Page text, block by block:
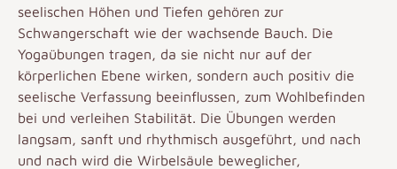
seelischen Höhen und Tiefen gehören zur
Schwangerschaft wie der wachsende Bauch. Die
Yogaübungen tragen, da sie nicht nur auf der
körperlichen Ebene wirken, sondern auch positiv die
seelische Verfassung beeinflussen, zum Wohlbefinden
bei und verleihen Stabilität. Die Übungen werden
langsam, sanft und rhythmisch ausgeführt, und nach
und nach wird die Wirbelsäule beweglicher,